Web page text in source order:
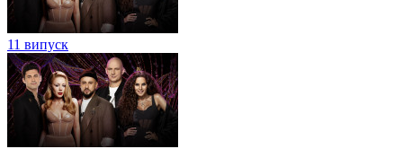
11 випуск